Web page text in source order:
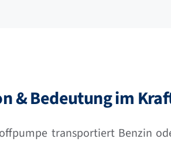
& Bedeutung im
transportiert Benzin